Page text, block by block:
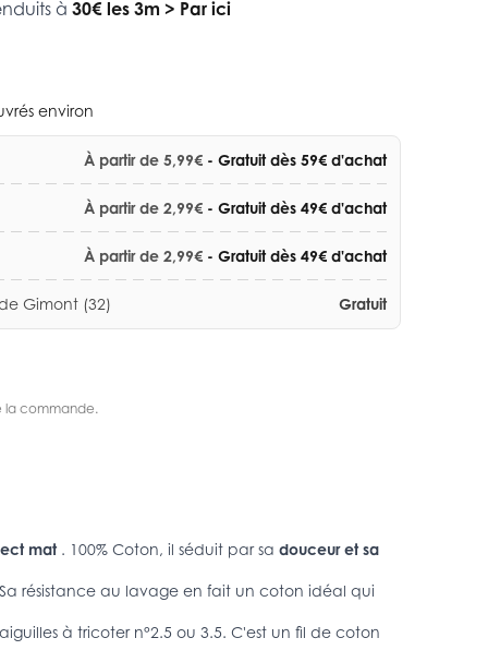
à 30€ les 3m > Par ici
environ
À partir de 5,99€ - Gratuit dès 59€ d'achat
À partir de 2,99€ - Gratuit dès 49€ d'achat
À partir de 2,99€ - Gratuit dès 49€ d'achat
Gimont (32) Gratuit
la commande.
mat . 100% Coton, il séduit par sa douceur et sa
résistance au lavage en fait un coton idéal qui
à tricoter n°2.5 ou 3.5. C'est un fil de coton